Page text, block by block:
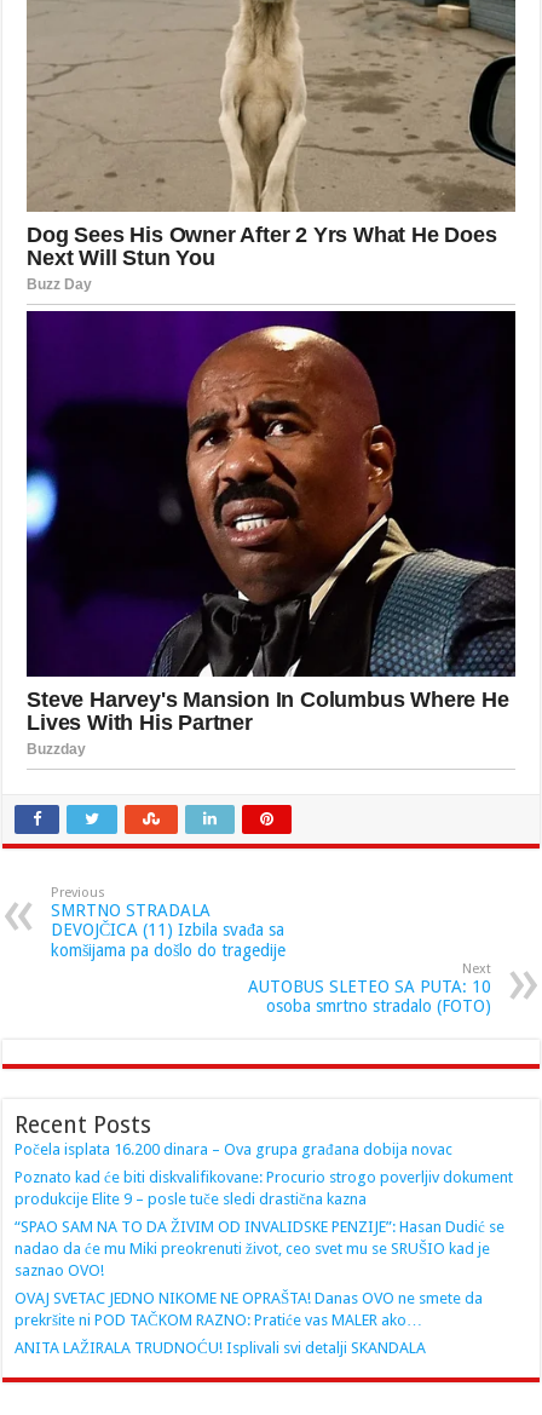
Previous
SMRTNO STRADALA
DEVOJČICA (11) Izbila svađa sa
komšijama pa došlo do tragedije
Next
AUTOBUS SLETEO SA PUTA: 10
osoba smrtno stradalo (FOTO)
Recent Posts
Počela isplata 16.200 dinara – Ova grupa građana dobija novac
Poznato kad će biti diskvalifikovane: Procurio strogo poverljiv dokument
produkcije Elite 9 – posle tuče sledi drastična kazna
“SPAO SAM NA TO DA ŽIVIM OD INVALIDSKE PENZIJE”: Hasan Dudić se
nadao da će mu Miki preokrenuti život, ceo svet mu se SRUŠIO kad je
saznao OVO!
OVAJ SVETAC JEDNO NIKOME NE OPRAŠTA! Danas OVO ne smete da
prekršite ni POD TAČKOM RAZNO: Pratiće vas MALER ako…
ANITA LAŽIRALA TRUDNOĆU! Isplivali svi detalji SKANDALA